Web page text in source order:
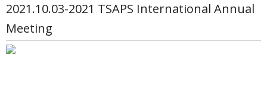
2021.10.03-2021 TSAPS International Annual
Meeting